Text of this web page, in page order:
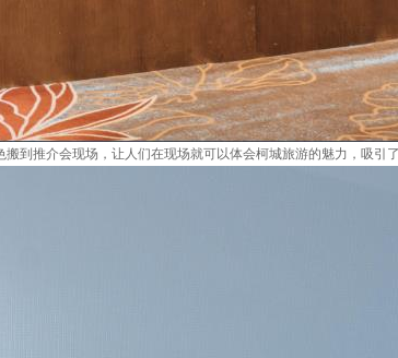
到推介会现场，让人们在现场就可以体会柯城旅游的魅力，吸引了